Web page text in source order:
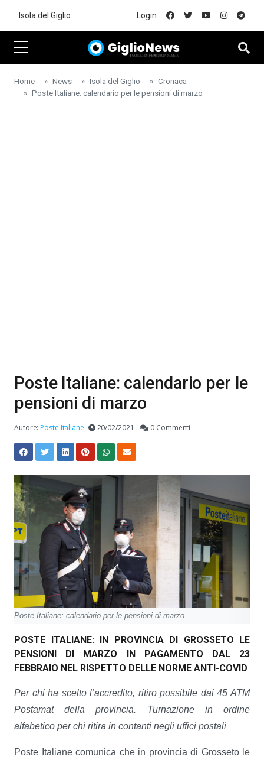
Isola del Giglio Login
Home News Isola del Giglio
Cronaca
Poste Italiane: calendario per le pensioni di marzo
Poste Italiane: calendario per le
pensioni di marzo
Autore:Poste Italiane 20/02/2021 0 Commenti
Poste Italiane: calendario per le pensioni di marzo
POSTE ITALIANE: IN PROVINCIA DI GROSSETO LE
PENSIONI DI MARZO IN PAGAMENTO DAL 23
FEBBRAIO NEL RISPETTO DELLE NORME ANTI-COVID
Per chi ha scelto l’accredito, ritiro possibile dai 45 ATM
Postamat della provincia. Turnazione in ordine
alfabetico per chi ritira in contanti negli uffici postali
Poste Italiane comunica che in provincia di Grosseto le